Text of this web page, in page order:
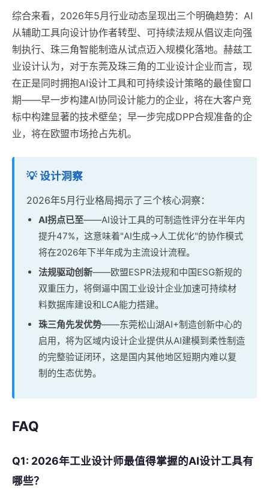
综合来看，2026年5月行业动态呈现出三个明确趋势：AI
从辅助工具向设计协作者转型、可持续法规从倡议走向强
制执行、珠三角智能制造从试点迈入规模化落地。赫兹工
业设计认为，对于东莞及珠三角的工业设计企业而言，现
在正是同时拥抱AI设计工具和可持续设计策略的最佳窗口
期——早一步构建AI协同设计能力的企业，将在大客户竞
标中构建显著的技术壁垒；早一步完成DPP合规准备的企
业，将在欧盟市场抢占先机。
💡 设计洞察
2026年5月行业格局揭示了三个核心洞察：
AI拐点已至——AI设计工具的可制造性评分在半年内
提升47%，这意味着"AI生成→人工优化"的协作模式
将在2026年下半年成为主流设计流程。
法规驱动创新——欧盟ESPR法规和中国ESG新规的
双重压力，将倒逼中国工业设计企业加速可持续材
料数据库建设和LCA能力搭建。
珠三角先发优势——东莞松山湖AI+制造创新中心的
启用，将为区域内设计企业提供从AI建模到柔性制造
的完整验证闭环，这是国内其他地区短期内难以复
制的生态优势。
FAQ
Q1: 2026年工业设计师最值得掌握的AI设计工具有
哪些？